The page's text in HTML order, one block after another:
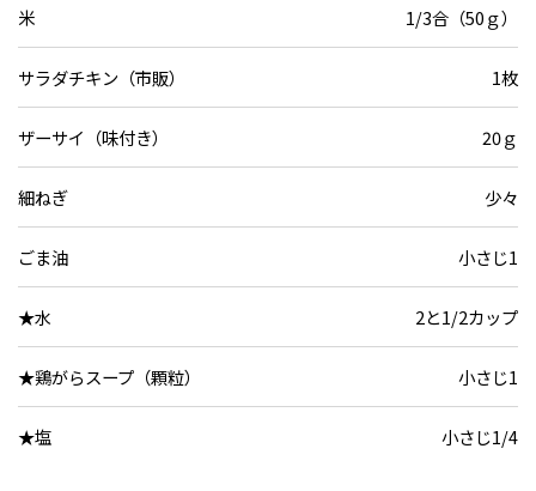
米 1/3合（50ｇ）
サラダチキン（市販） 1枚
ザーサイ（味付き） 20ｇ
細ねぎ 少々
ごま油 小さじ1
★水 2と1/2カップ
★鶏がらスープ（顆粒） 小さじ1
★塩 小さじ1/4